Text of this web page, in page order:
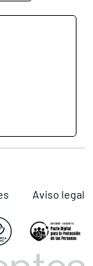
Aviso legal